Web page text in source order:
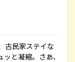
古民家ステイな
と凝縮。さあ、